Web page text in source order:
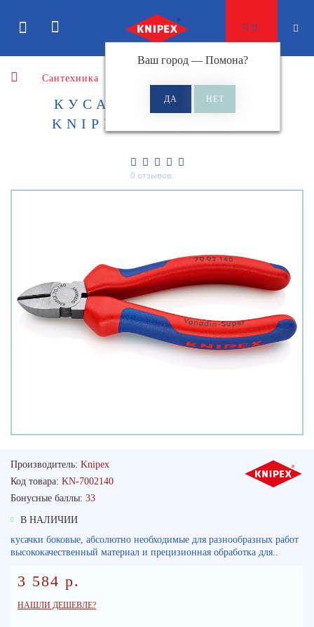
Ваш город — Помона?
0
Сантехника
КУСАЧКИ БОКОВЫЕ
KNIPEX KN-7002140
0 отзывов
Производитель: Knipex
Код товара: KN-7002140
Бонусные баллы: 33
В НАЛИЧИИ
кусачки боковые, абсолютно необходимые для разнообразных работ
высококачественный материал и прецизионная обработка для..
3 584 р.
НАШЛИ ДЕШЕВЛЕ?